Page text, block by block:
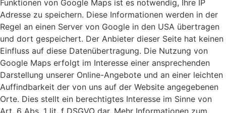
Funktionen von Google Maps ist es notwendig, Ihre IP
Adresse zu speichern. Diese Informationen werden in der
Regel an einen Server von Google in den USA übertragen
und dort gespeichert. Der Anbieter dieser Seite hat keinen
Einfluss auf diese Datenübertragung. Die Nutzung von
Google Maps erfolgt im Interesse einer ansprechenden
Darstellung unserer Online-Angebote und an einer leichten
Auffindbarkeit der von uns auf der Website angegebenen
Orte. Dies stellt ein berechtigtes Interesse im Sinne von
Art. 6 Abs. 1 lit. f DSGVO dar. Mehr Informationen zum